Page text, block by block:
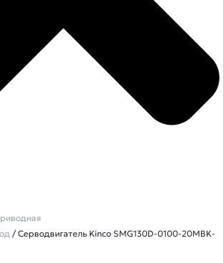
/ Серводвигатель Kinco SMG130D-0100-20MBK-